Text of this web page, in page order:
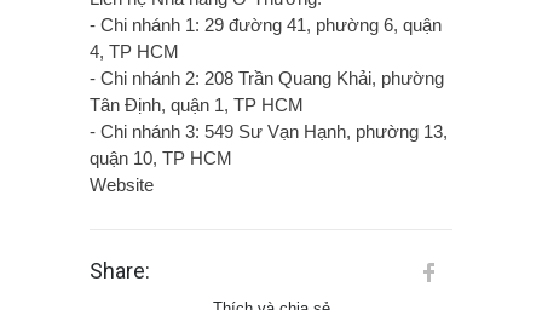
- Chi nhánh 1: 29 đường 41, phường 6, quận
4, TP HCM
- Chi nhánh 2: 208 Trần Quang Khải, phường
Tân Định, quận 1, TP HCM
- Chi nhánh 3: 549 Sư Vạn Hạnh, phường 13,
quận 10, TP HCM
Website
Share: